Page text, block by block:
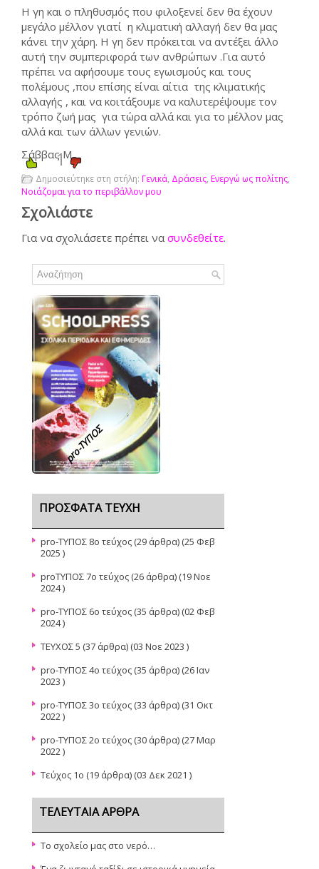
Η γη και ο πληθυσμός που φιλοξενεί δεν θα έχουν
μεγάλο μέλλον γιατί η κλιματική αλλαγή δεν θα μας
κάνει την χάρη. Η γη δεν πρόκειται να αντέξει άλλο
αυτή την συμπεριφορά των ανθρώπων .Για αυτό
πρέπει να αφήσουμε τους εγωισμούς και τους
πολέμους ,που επίσης είναι αίτια της κλιματικής
αλλαγής , και να κοιτάξουμε να καλυτερέψουμε τον
τρόπο ζωή μας για τώρα αλλά και για το μέλλον μας
αλλά και των άλλων γενιών.
Σάββας Μ.
1
Δημοσιεύτηκε στη στήλη: Γενικά, Δράσεις, Ενεργώ ως πολίτης,
Νοιάζομαι για το περιβάλλον μου
Σχολιάστε
Για να σχολιάσετε πρέπει να συνδεθείτε.
pro-TΥΠΟΣ
ΠΡΌΣΦΑΤΑ ΤΕΎΧΗ
pro-ΤΥΠΟΣ 8ο τεύχος (29 άρθρα) (25 Φεβ
2025 )
proΤΥΠΟΣ 7ο τεύχος (26 άρθρα) (19 Νοε
2024 )
pro-ΤΥΠΟΣ 6ο τεύχος (35 άρθρα) (02 Φεβ
2024 )
ΤΕΥΧΟΣ 5 (37 άρθρα) (03 Νοε 2023 )
pro-TYΠΟΣ 4ο τεύχος (35 άρθρα) (26 Ιαν
2023 )
pro-ΤΥΠΟΣ 3ο τεύχος (33 άρθρα) (31 Οκτ
2022 )
pro-ΤΥΠΟΣ 2ο τεύχος (30 άρθρα) (27 Μαρ
2022 )
Τεύχος 1ο (19 άρθρα) (03 Δεκ 2021 )
ΤΕΛΕΥΤΑΊΑ ΆΡΘΡΑ
Το σχολείο μας στο νερό…